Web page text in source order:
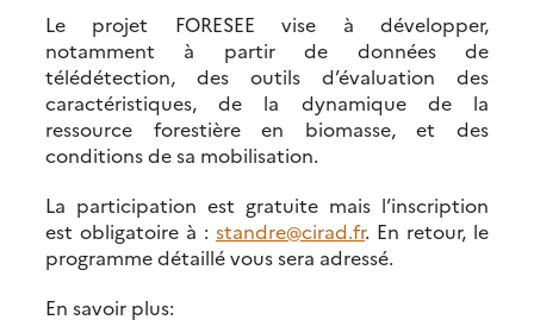
Le projet FORESEE vise à développer,
notamment à partir de données de
télédétection, des outils d’évaluation des
caractéristiques, de la dynamique de la
ressource forestière en biomasse, et des
conditions de sa mobilisation.
La participation est gratuite mais l’inscription
est obligatoire à : standre@cirad.fr. En retour, le
programme détaillé vous sera adressé.
En savoir plus: